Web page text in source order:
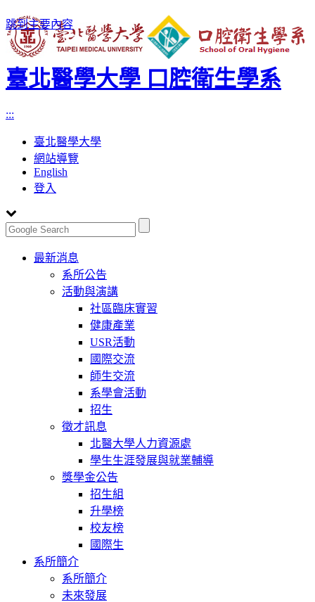
跳到主要內容
臺北醫學大學 口腔衛生學系
:::
臺北醫學大學
網站導覽
English
登入
Toggle
navigation
最新消息
系所公告
活動與演講
社區臨床實習
健康產業
USR活動
國際交流
師生交流
系學會活動
招生
徵才訊息
北醫大學人力資源處
學生生涯發展與就業輔導
獎學金公告
招生組
升學榜
校友榜
國際生
系所簡介
系所簡介
未來發展